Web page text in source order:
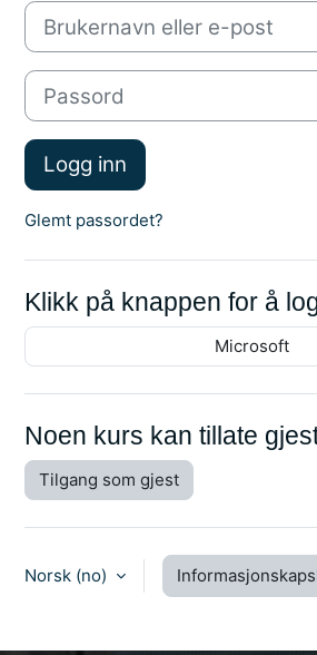
Brukernavn eller e-post
Passord
Logg inn
Glemt passordet?
Klikk på knappen for å
Microsoft
Noen kurs kan tillate
Tilgang som gjest
Norsk ‎(no)‎